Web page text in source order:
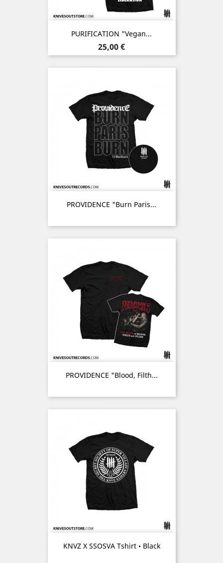
PURIFICATION "Vegan...
Prix
25,00 €
PROVIDENCE "Burn Paris...
PROVIDENCE "Blood, Filth...
KNVZ X SSOSVA Tshirt • Black